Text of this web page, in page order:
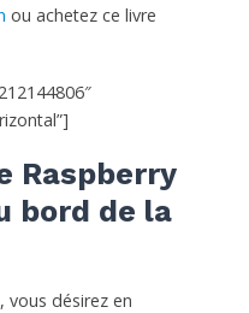
ou achetez ce livre
Raspberry
bord de la
, vous désirez en